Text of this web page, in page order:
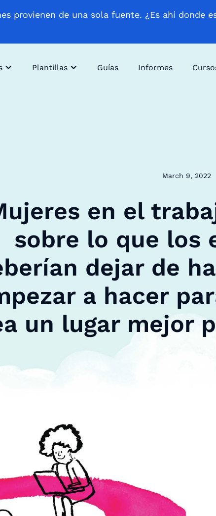
provienen de una sola fuente. ¿Es ahí donde
Plantillas Guías Informes
March 9, 2022
en el
sobre lo que los
dejar de
a hacer
un lugar mejor